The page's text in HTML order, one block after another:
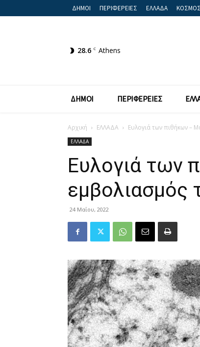
ΔΗΜΟΙ ΠΕΡΙΦΕΡΕΙΕΣ ΕΛΛΑΔΑ ΚΟΣΜΟΣ
28.6 C Athens
ΔΗΜΟΙ ΠΕΡΙΦΕΡΕΙΕΣ
Αρχική ΕΛΛΑΔΑ Ευλογιά των πιθήκων –
ΕΛΛΑΔΑ
Ευλογιά των
εμβολιασμός
24 Μαΐου, 2022